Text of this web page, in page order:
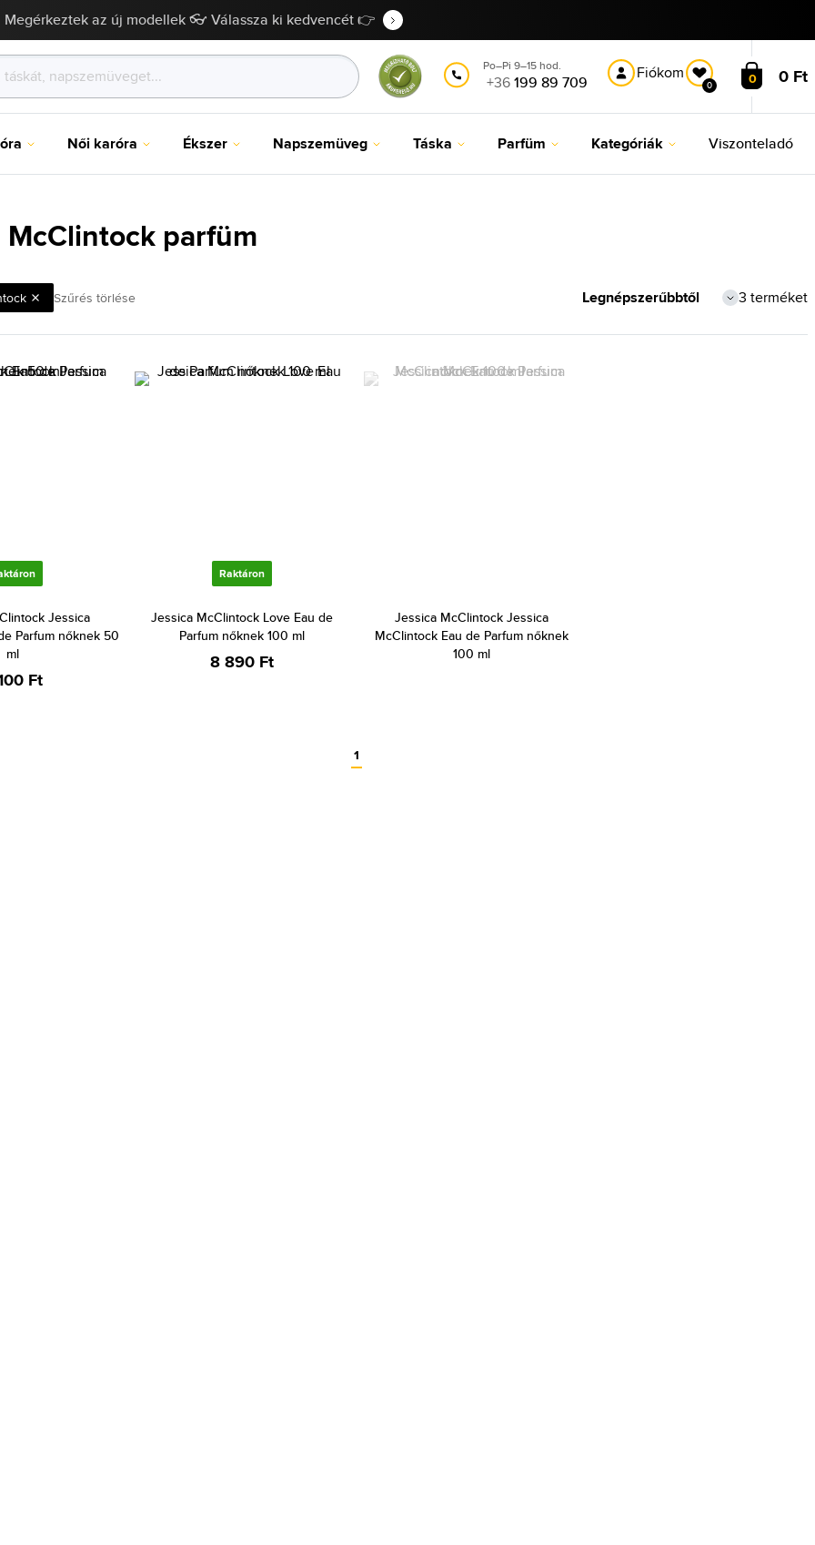
Megérkeztek az új modellek 👓 Válassza ki kedvencét 👉
Po–Pi 9–15 hod.
+36199 89 709 Fiókom
0 0 0 Ft
Női karóra Ékszer Napszemüveg Táska Parfüm Kategóriák Viszonteladó
McClintock parfüm
Szűrés törlése 3 terméket
Jessica
Parfum nőknek 50
ml
Ft
Raktáron
Jessica McClintock Love Eau de
Parfum nőknek 100 ml
8 890 Ft
Jessica McClintock Jessica
McClintock Eau de Parfum nőknek
100 ml
1